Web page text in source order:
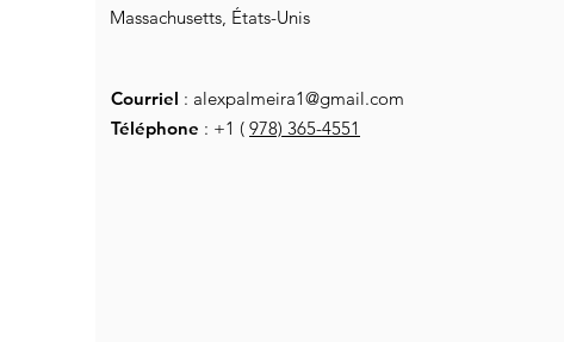
Massachusetts, États-Unis
Courriel : alexpalmeira1@gmail.com
Téléphone : +1 ( 978) 365-4551